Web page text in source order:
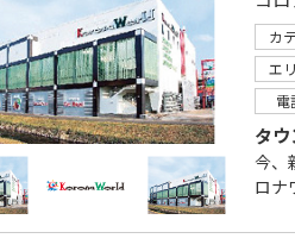
カ
エ
電
タウ
今、
ロナ